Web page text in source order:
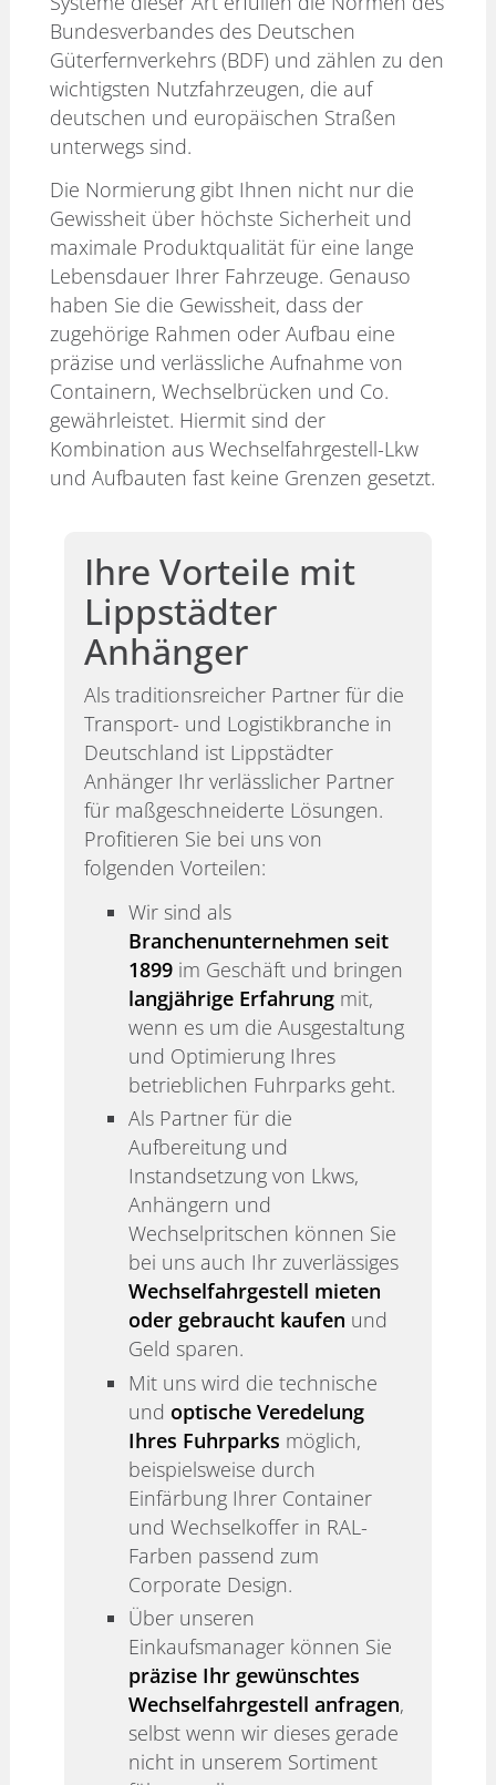
Bundesverbandes des Deutschen
Güterfernverkehrs (BDF) und zählen zu den
wichtigsten Nutzfahrzeugen, die auf
deutschen und europäischen Straßen
unterwegs sind.
Die Normierung gibt Ihnen nicht nur die
Gewissheit über höchste Sicherheit und
maximale Produktqualität für eine lange
Lebensdauer Ihrer Fahrzeuge. Genauso
haben Sie die Gewissheit, dass der
zugehörige Rahmen oder Aufbau eine
präzise und verlässliche Aufnahme von
Containern, Wechselbrücken und Co.
gewährleistet. Hiermit sind der
Kombination aus Wechselfahrgestell-Lkw
und Aufbauten fast keine Grenzen gesetzt.
Ihre Vorteile mit
Lippstädter
Anhänger
Als traditionsreicher Partner für die
Transport- und Logistikbranche in
Deutschland ist Lippstädter
Anhänger Ihr verlässlicher Partner
für maßgeschneiderte Lösungen.
Profitieren Sie bei uns von
folgenden Vorteilen:
Wir sind als
Branchenunternehmen seit
1899im Geschäft und bringen
langjährige Erfahrungmit,
wenn es um die Ausgestaltung
und Optimierung Ihres
betrieblichen Fuhrparks geht.
Als Partner für die
Aufbereitung und
Instandsetzung von Lkws,
Anhängern und
Wechselpritschen können Sie
bei uns auch Ihr zuverlässiges
Wechselfahrgestell mieten
oder gebraucht kaufen und
Geld sparen.
Mit uns wird die technische
und optische Veredelung
Ihres Fuhrparks möglich,
beispielsweise durch
Einfärbung Ihrer Container
und Wechselkoffer in RAL-
Farben passend zum
Corporate Design.
Über unseren
Einkaufsmanager können Sie
präzise Ihr gewünschtes
Wechselfahrgestell anfragen,
selbst wenn wir dieses gerade
nicht in unserem Sortiment